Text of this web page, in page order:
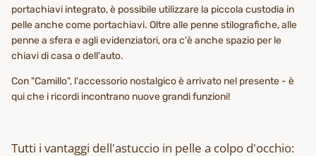
portachiavi integrato, è possibile utilizzare la piccola custodia in
pelle anche come portachiavi. Oltre alle penne stilografiche, alle
penne a sfera e agli evidenziatori, ora c'è anche spazio per le
chiavi di casa o dell'auto.
Con "Camillo", l'accessorio nostalgico è arrivato nel presente - è
qui che i ricordi incontrano nuove grandi funzioni!
Tutti i vantaggi dell'astuccio in pelle a colpo d'occhio: